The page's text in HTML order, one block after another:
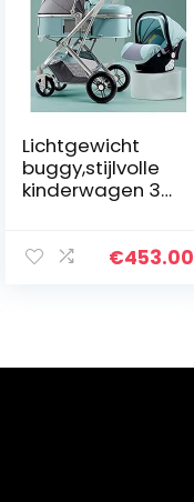
Lichtgewicht
buggy,stijlvolle
kinderwagen 3
wandelwagen
€453.00